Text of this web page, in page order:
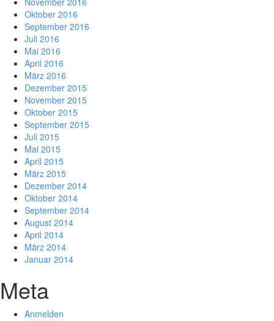
Oktober 2016
September 2016
Juli 2016
Mai 2016
April 2016
März 2016
Dezember 2015
November 2015
Oktober 2015
September 2015
Juli 2015
Mai 2015
April 2015
März 2015
Dezember 2014
Oktober 2014
September 2014
August 2014
April 2014
März 2014
Januar 2014
Meta
Anmelden